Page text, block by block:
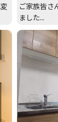
ご家族皆さ
ました...